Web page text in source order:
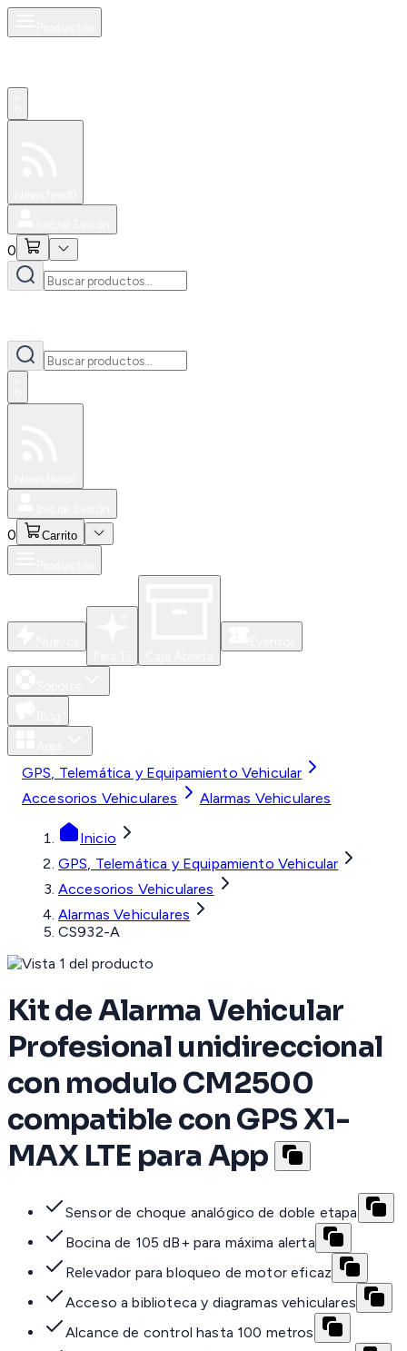
0
0 Carrito
GPS, Telemática y Equipamiento Vehicular
Accesorios Vehiculares
Alarmas Vehiculares
Inicio
GPS, Telemática y Equipamiento Vehicular
Accesorios Vehiculares
Alarmas Vehiculares
CS932-A
Kit de Alarma Vehicular
Profesional unidireccional
con modulo CM2500
compatible con GPS X1-
MAX LTE para App
Sensor de choque analógico de doble etapa
Bocina de 105 dB+ para máxima alerta
Relevador para bloqueo de motor eficaz
Acceso a biblioteca y diagramas vehiculares
Alcance de control hasta 100 metros